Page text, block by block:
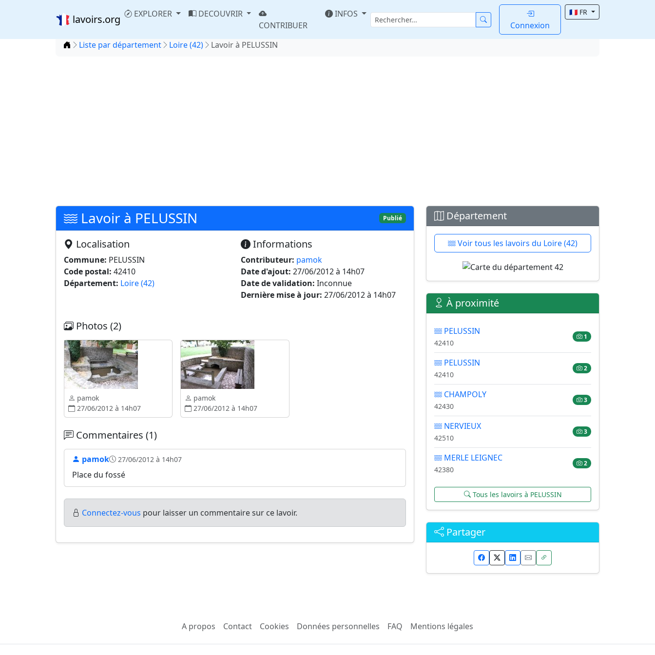
lavoirs.org EXPLORER
DECOUVRIR
CONTRIBUER
INFOS
Connexion
🇫🇷 FR
Accueil
Liste par département Loire (42) Lavoir à PELUSSIN
Lavoir à PELUSSIN Publié
Localisation
Commune: PELUSSIN
Code postal: 42410
Département: Loire (42)
Informations
Contributeur: pamok
Date d'ajout: 27/06/2012 à 14h07
Date de validation: Inconnue
Dernière mise à jour: 27/06/2012 à 14h07
Photos (2)
pamok
27/06/2012 à 14h07
pamok
27/06/2012 à 14h07
Commentaires (1)
pamok 27/06/2012 à 14h07
Place du fossé
Connectez-vous pour laisser un commentaire sur ce lavoir.
Département
Voir tous les lavoirs du Loire (42)
À proximité
PELUSSIN
42410
1
PELUSSIN
42410
2
CHAMPOLY
42430
3
NERVIEUX
42510
3
MERLE LEIGNEC
42380
2
Tous les lavoirs à PELUSSIN
Partager
A propos Contact Cookies Données personnelles FAQ Mentions légales